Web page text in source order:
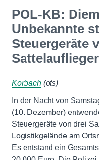
POL-KB:
Unbekannte
Steuergeräte
Korbach (ots)
In der Nacht von
(10. Dezember)
Steuergeräte von drei
Logistikgelände am
Es entstand ein